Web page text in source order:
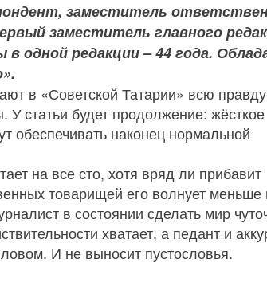
заместитель
заместитель главного
одной редакции – 44 года.
в «Советской Татарии» всю
статьи будет продолжение: жёсткое
обеспечивать наконец нормальной
на все сто, хотя вряд ли прибавит
товарищей его волнует меньше
в состоянии сделать мир
хватает, а педант и
И не выносит пустословья.